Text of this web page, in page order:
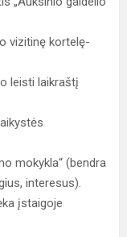
vizitinę kortelę-
leisti laikraštį
mokykla“ (bendra
interesus).
įstaigoje